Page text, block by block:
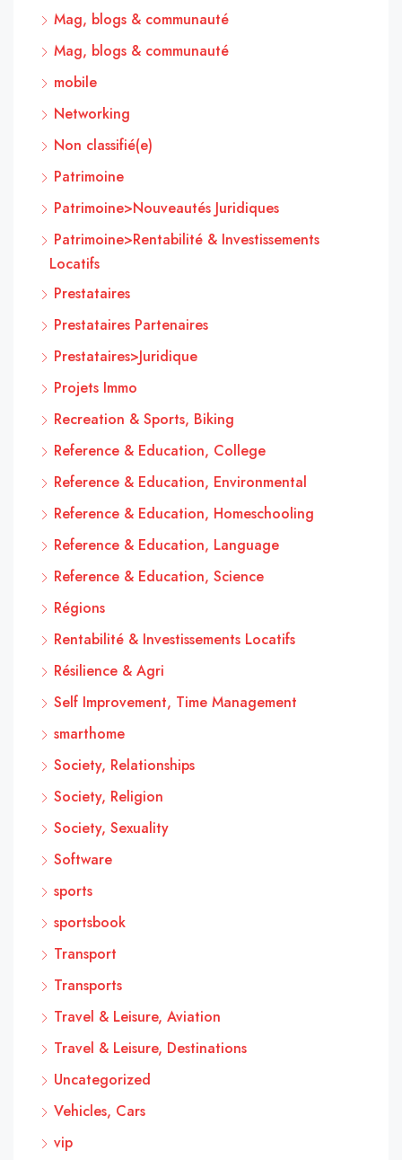
Mag, blogs & communauté
Mag, blogs & communauté
mobile
Networking
Non classifié(e)
Patrimoine
Patrimoine>Nouveautés Juridiques
Patrimoine>Rentabilité & Investissements
Locatifs
Prestataires
Prestataires Partenaires
Prestataires>Juridique
Projets Immo
Recreation & Sports, Biking
Reference & Education, College
Reference & Education, Environmental
Reference & Education, Homeschooling
Reference & Education, Language
Reference & Education, Science
Régions
Rentabilité & Investissements Locatifs
Résilience & Agri
Self Improvement, Time Management
smarthome
Society, Relationships
Society, Religion
Society, Sexuality
Software
sports
sportsbook
Transport
Transports
Travel & Leisure, Aviation
Travel & Leisure, Destinations
Uncategorized
Vehicles, Cars
vip